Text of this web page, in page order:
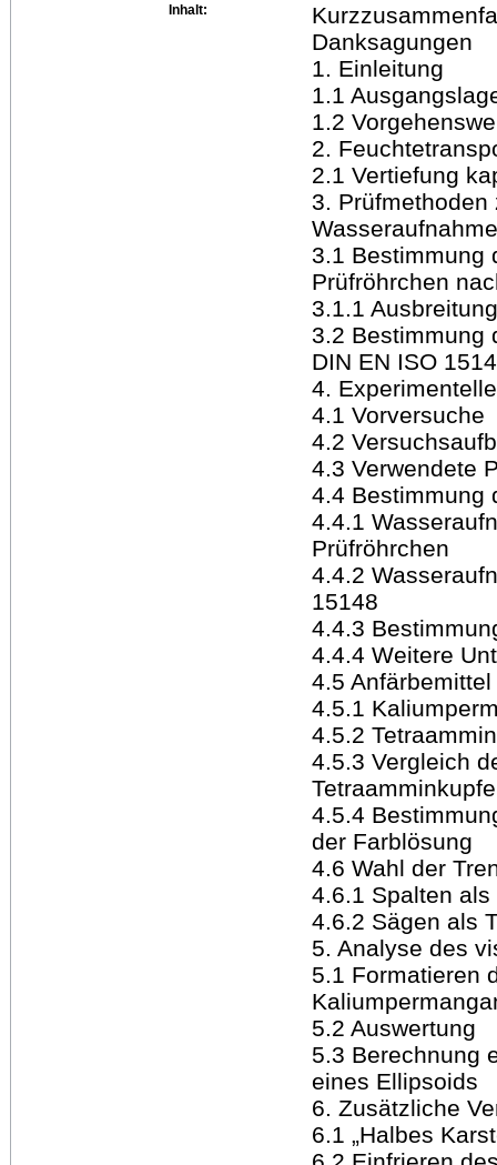
Inhalt:
Danksagungen
1. Einleitung
1.1
1.2
2.
2.1 Vertiefung
3.
Wasseraufnahme
3.1 Bestimmung
Prüfröhrchen
3.1.1
3.2 Bestimmung
DIN EN ISO
4.
4.1 Vorversuche
4.2
4.3 Verwendete
4.4 Bestimmung
4.4.1
Prüfröhrchen
4.4.2
15148
4.4.3
4.4.4 Weitere
4.5 Anfärbemittel
4.5.1
4.5.2
4.5.3 Vergleich
4.5.4
der Farblösung
4.6 Wahl der
4.6.1 Spalten
4.6.2 Sägen als
5. Analyse des
5.1 Formatieren
5.2 Auswertung
5.3 Berechnung
eines Ellipsoids
6. Zusätzliche
6.1 „Halbes